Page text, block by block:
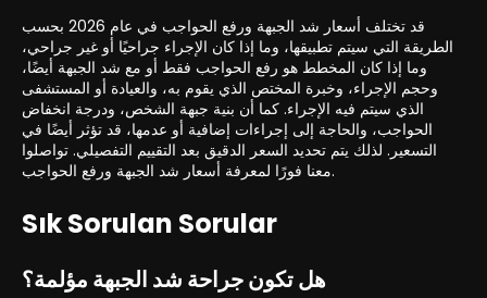
قد تختلف أسعار شد الجبهة ورفع الحواجب في عام 2026 بحسب
الطريقة التي سيتم تطبيقها، وما إذا كان الإجراء جراحيًا أو غير جراحي،
وما إذا كان المخطط هو رفع الحواجب فقط أو مع شد الجبهة أيضًا،
وحجم الإجراء، وخبرة المختص الذي يقوم به، والعيادة أو المستشفى
الذي سيتم فيه الإجراء. كما أن بنية جبهة الشخص، ودرجة انخفاض
الحواجب، والحاجة إلى إجراءات إضافية أو عدمها، قد تؤثر أيضًا في
التسعير. لذلك يتم تحديد السعر الدقيق بعد التقييم التفصيلي. تواصلوا
معنا فورًا لمعرفة أسعار شد الجبهة ورفع الحواجب.
Sık Sorulan Sorular
هل تكون جراحة شد الجبهة مؤلمة؟